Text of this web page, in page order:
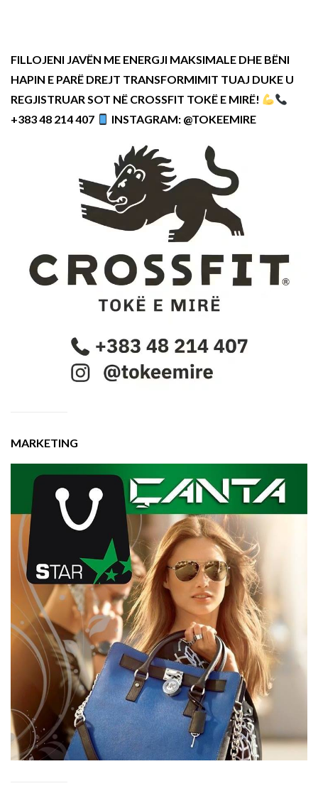
FILLOJENI JAVËN ME ENERGJI MAKSIMALE DHE BËNI
HAPIN E PARË DREJT TRANSFORMIMIT TUAJ DUKE U
REGJISTRUAR SOT NË CROSSFIT TOKË E MIRË!
+383 48 214 407
INSTAGRAM: @TOKEEMIRE
MARKETING